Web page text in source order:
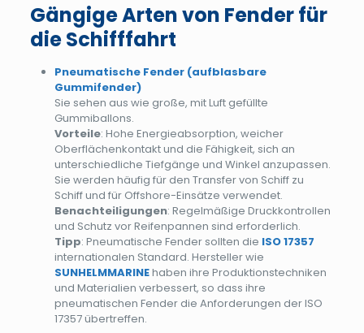
Gängige Arten von Fender für
die Schifffahrt
Pneumatische Fender (aufblasbare
Gummifender)
Sie sehen aus wie große, mit Luft gefüllte
Gummiballons.
Vorteile: Hohe Energieabsorption, weicher
Oberflächenkontakt und die Fähigkeit, sich an
unterschiedliche Tiefgänge und Winkel anzupassen.
Sie werden häufig für den Transfer von Schiff zu
Schiff und für Offshore-Einsätze verwendet.
Benachteiligungen: Regelmäßige Druckkontrollen
und Schutz vor Reifenpannen sind erforderlich.
Tipp: Pneumatische Fender sollten die ISO 17357
internationalen Standard. Hersteller wie
SUNHELMMARINEhaben ihre Produktionstechniken
und Materialien verbessert, so dass ihre
pneumatischen Fender die Anforderungen der ISO
17357 übertreffen.